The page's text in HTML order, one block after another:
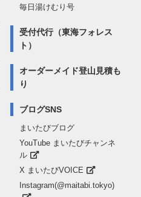
毎日湯けむり号
受付代行（東海フォレス
ト）
オーダーメイド登山見積も
り
ブログSNS
まいたびブログ
YouTube まいたびチャンネ
ル
X まいたびVOICE
Instagram(@maitabi.tokyo)